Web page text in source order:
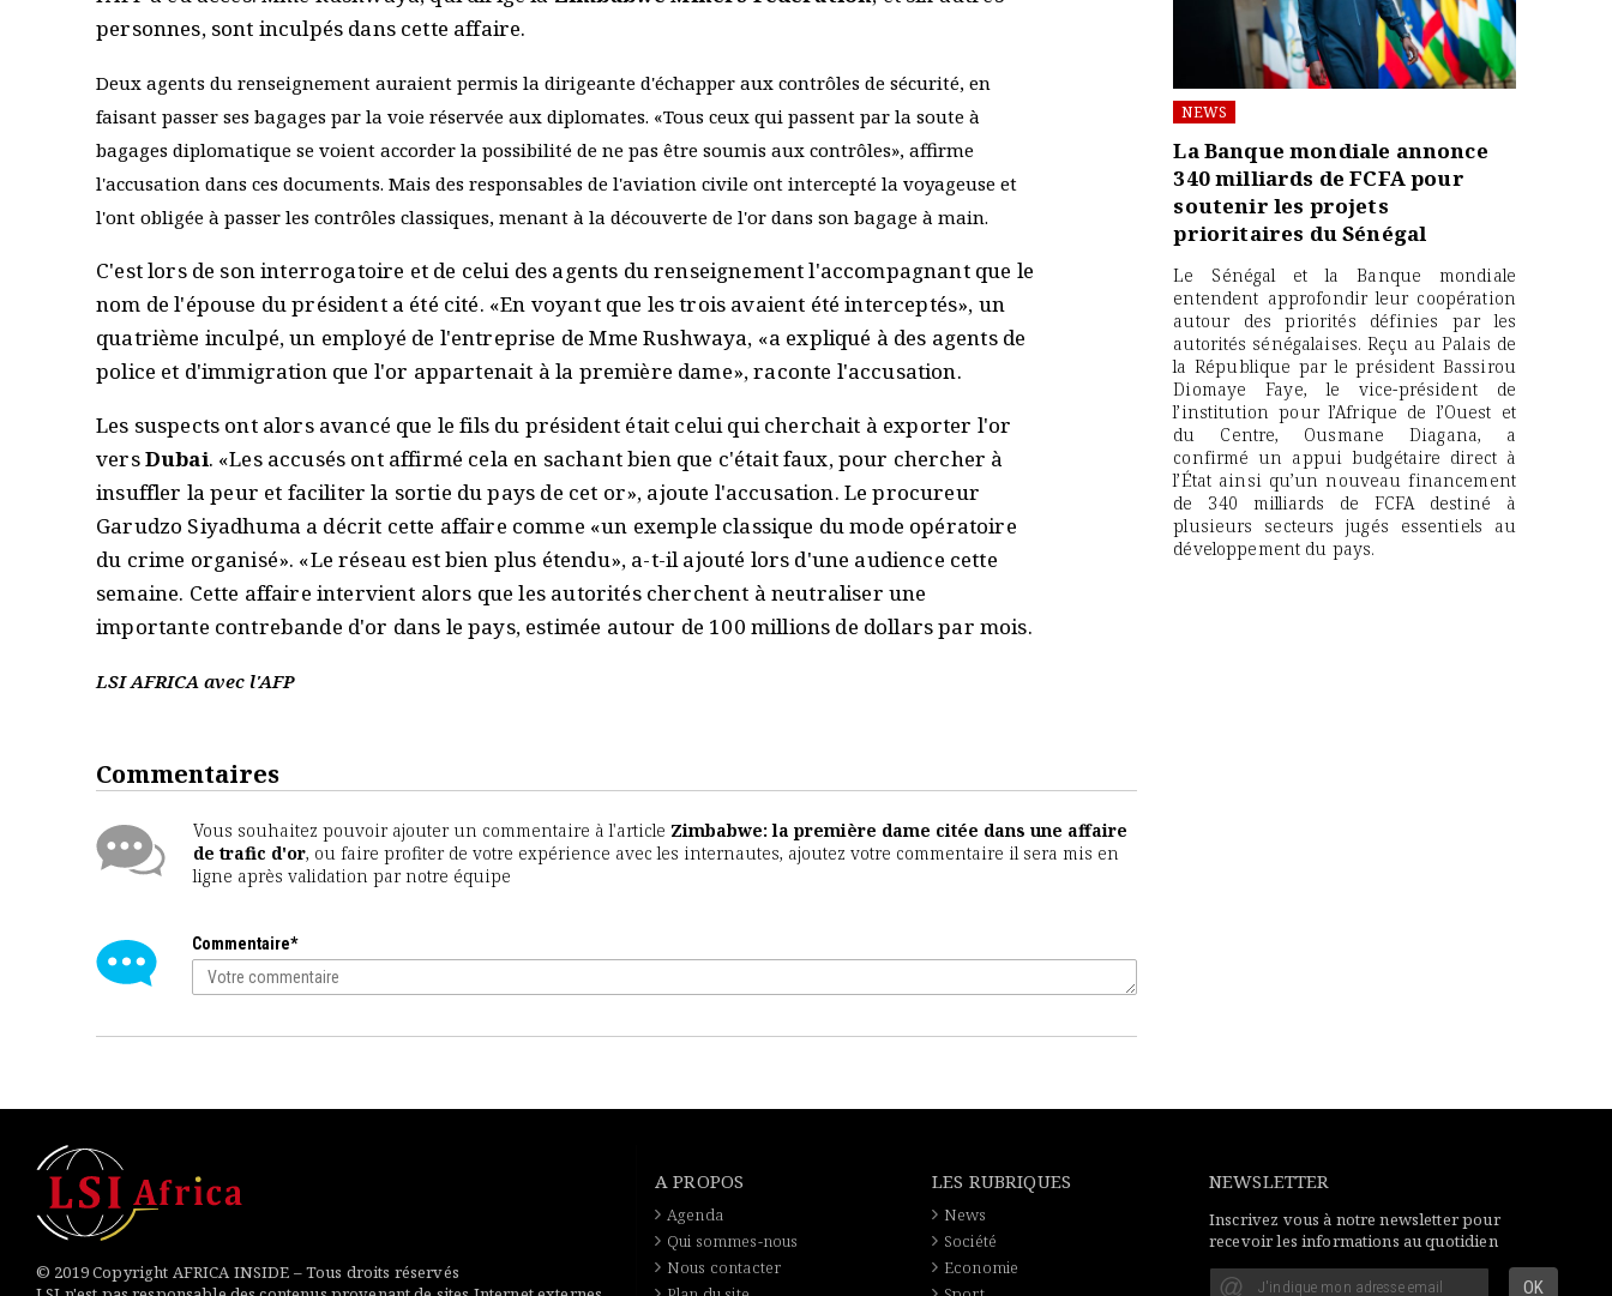
personnes, sont inculpés dans cette affaire.
Deux agents du renseignement auraient permis la dirigeante d'échapper aux contrôles de sécurité, en
faisant passer ses bagages par la voie réservée aux diplomates. «Tous ceux qui passent par la soute à
bagages diplomatique se voient accorder la possibilité de ne pas être soumis aux contrôles», affirme
l'accusation dans ces documents. Mais des responsables de l'aviation civile ont intercepté la voyageuse et
l'ont obligée à passer les contrôles classiques, menant à la découverte de l'or dans son bagage à main.
C'est lors de son interrogatoire et de celui des agents du renseignement l'accompagnant que le
nom de l'épouse du président a été cité. «En voyant que les trois avaient été interceptés», un
quatrième inculpé, un employé de l'entreprise de Mme Rushwaya, «a expliqué à des agents de
police et d'immigration que l'or appartenait à la première dame», raconte l'accusation.
Les suspects ont alors avancé que le fils du président était celui qui cherchait à exporter l'or
versDubai. «Les accusés ont affirmé cela en sachant bien que c'était faux, pour chercher à
insuffler la peur et faciliter la sortie du pays de cet or», ajoute l'accusation. Le procureur
Garudzo Siyadhuma a décrit cette affaire comme «un exemple classique du mode opératoire
du crime organisé». «Le réseau est bien plus étendu», a-t-il ajouté lors d'une audience cette
semaine. Cette affaire intervient alors que les autorités cherchent à neutraliser une
importante contrebande d'or dans le pays, estimée autour de 100 millions de dollars par mois.
LSI AFRICA avec l'AFP
Commentaires
Vous souhaitez pouvoir ajouter un commentaire à l'article Zimbabwe: la première dame citée dans une affaire
de trafic d'or, ou faire profiter de votre expérience avec les internautes, ajoutez votre commentaire il sera mis en
ligne après validation par notre équipe
Commentaire*
NEWS
La Banque mondiale annonce
340 milliards de FCFA pour
soutenir les projets
prioritaires du Sénégal
Le Sénégal et la Banque mondiale
entendent approfondir leur coopération
autour des priorités définies par les
autorités sénégalaises. Reçu au Palais de
la République par le président Bassirou
Diomaye Faye, le vice-président de
l’institution pour l’Afrique de l’Ouest et
du Centre, Ousmane Diagana, a
confirmé un appui budgétaire direct à
l’État ainsi qu’un nouveau financement
de 340 milliards de FCFA destiné à
plusieurs secteurs jugés essentiels au
développement du pays.
© 2019 Copyright AFRICA INSIDE – Tous droits réservés
A PROPOS
Agenda
Qui sommes-nous
Nous contacter
LES RUBRIQUES
News
Société
Economie
NEWSLETTER
Inscrivez vous à notre newsletter pour
recevoir les informations au quotidien